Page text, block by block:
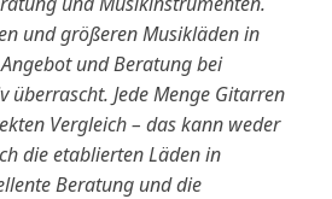
und größeren Musikläden in
und Beratung bei
überrascht. Jede Menge Gitarren
Vergleich – das kann weder
die etablierten Läden in
Beratung und die